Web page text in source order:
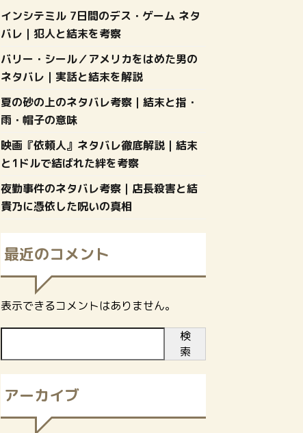
インシテミル 7日間のデス・ゲーム ネタ
バレ｜犯人と結末を考察
バリー・シール／アメリカをはめた男の
ネタバレ｜実話と結末を解説
夏の砂の上のネタバレ考察｜結末と指・
雨・帽子の意味
映画『依頼人』ネタバレ徹底解説｜結末
と1ドルで結ばれた絆を考察
夜勤事件のネタバレ考察｜店長殺害と結
貴乃に憑依した呪いの真相
最近のコメント
表示できるコメントはありません。
検
索
アーカイブ